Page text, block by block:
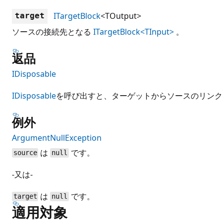
target ITargetBlock<TOutput>
ソースの接続先となる ITargetBlock<TInput> 。
返品
IDisposable
IDisposableを呼び出すと、ターゲットからソースのリン
例外
ArgumentNullException
source は null です。
-又は-
target は null です。
適用対象